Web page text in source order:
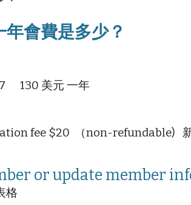
會費是多少？
130 美元 一年
fee $20 （non-refundable) 新
or update member
格